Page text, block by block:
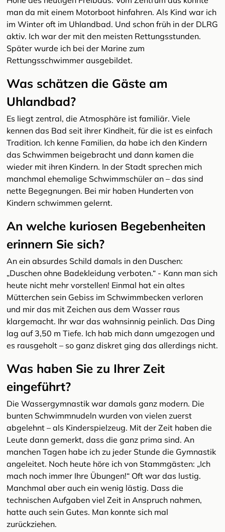
man da mit einem Motorboot hinfahren. Als Kind war ich
im Winter oft im Uhlandbad. Und schon früh in der DLRG
aktiv. Ich war der mit den meisten Rettungsstunden.
Später wurde ich bei der Marine zum
Rettungsschwimmer ausgebildet.
Was schätzen die Gäste am
Uhlandbad?
Es liegt zentral, die Atmosphäre ist familiär. Viele
kennen das Bad seit ihrer Kindheit, für die ist es einfach
Tradition. Ich kenne Familien, da habe ich den Kindern
das Schwimmen beigebracht und dann kamen die
wieder mit ihren Kindern. In der Stadt sprechen mich
manchmal ehemalige Schwimmschüler an – das sind
nette Begegnungen. Bei mir haben Hunderten von
Kindern schwimmen gelernt.
An welche kuriosen Begebenheiten
erinnern Sie sich?
An ein absurdes Schild damals in den Duschen:
„Duschen ohne Badekleidung verboten.“ - Kann man sich
heute nicht mehr vorstellen! Einmal hat ein altes
Mütterchen sein Gebiss im Schwimmbecken verloren
und mir das mit Zeichen aus dem Wasser raus
klargemacht. Ihr war das wahnsinnig peinlich. Das Ding
lag auf 3,50 m Tiefe. Ich hab mich dann umgezogen und
es rausgeholt – so ganz diskret ging das allerdings nicht.
Was haben Sie zu Ihrer Zeit
eingeführt?
Die Wassergymnastik war damals ganz modern. Die
bunten Schwimmnudeln wurden von vielen zuerst
abgelehnt – als Kinderspielzeug. Mit der Zeit haben die
Leute dann gemerkt, dass die ganz prima sind. An
manchen Tagen habe ich zu jeder Stunde die Gymnastik
angeleitet. Noch heute höre ich von Stammgästen: „Ich
mach noch immer Ihre Übungen!“ Oft war das lustig.
Manchmal aber auch ein wenig lästig. Dass die
technischen Aufgaben viel Zeit in Anspruch nahmen,
hatte auch sein Gutes. Man konnte sich mal
zurückziehen.